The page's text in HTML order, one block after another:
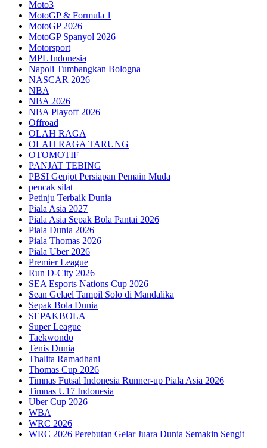
Moto3
MotoGP & Formula 1
MotoGP 2026
MotoGP Spanyol 2026
Motorsport
MPL Indonesia
Napoli Tumbangkan Bologna
NASCAR 2026
NBA
NBA 2026
NBA Playoff 2026
Offroad
OLAH RAGA
OLAH RAGA TARUNG
OTOMOTIF
PANJAT TEBING
PBSI Genjot Persiapan Pemain Muda
pencak silat
Petinju Terbaik Dunia
Piala Asia 2027
Piala Asia Sepak Bola Pantai 2026
Piala Dunia 2026
Piala Thomas 2026
Piala Uber 2026
Premier League
Run D-City 2026
SEA Esports Nations Cup 2026
Sean Gelael Tampil Solo di Mandalika
Sepak Bola Dunia
SEPAKBOLA
Super League
Taekwondo
Tenis Dunia
Thalita Ramadhani
Thomas Cup 2026
Timnas Futsal Indonesia Runner-up Piala Asia 2026
Timnas U17 Indonesia
Uber Cup 2026
WBA
WRC 2026
WRC 2026 Perebutan Gelar Juara Dunia Semakin Sengit